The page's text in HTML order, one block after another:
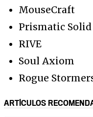
MouseCraft
Prismatic Solid
RIVE
Soul Axiom
Rogue
ARTÍCULOS